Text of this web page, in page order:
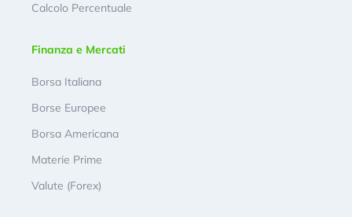
Calcolo Percentuale
Finanza e Mercati
Borsa Italiana
Borse Europee
Borsa Americana
Materie Prime
Valute (Forex)